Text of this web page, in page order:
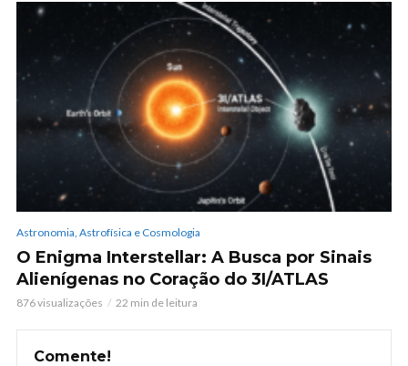
Astronomia, Astrofísica e Cosmologia
O Enigma Interstellar: A Busca por Sinais
Alienígenas no Coração do 3I/ATLAS
876 visualizações 22 min de leitura
Comente!